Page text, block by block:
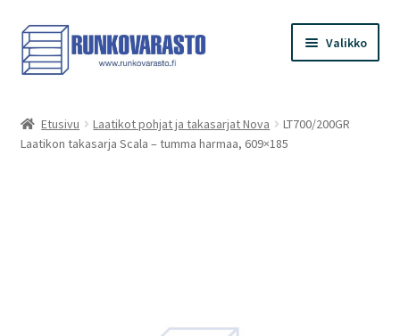
Siirry
navigointiin
Siirry
sisältöön
Valikko
Kauppa
Etusivu Laatikot pohjat ja takasarjat Nova
LT700/200GR
Laatikon takasarja Scala – tumma harmaa, 609×185